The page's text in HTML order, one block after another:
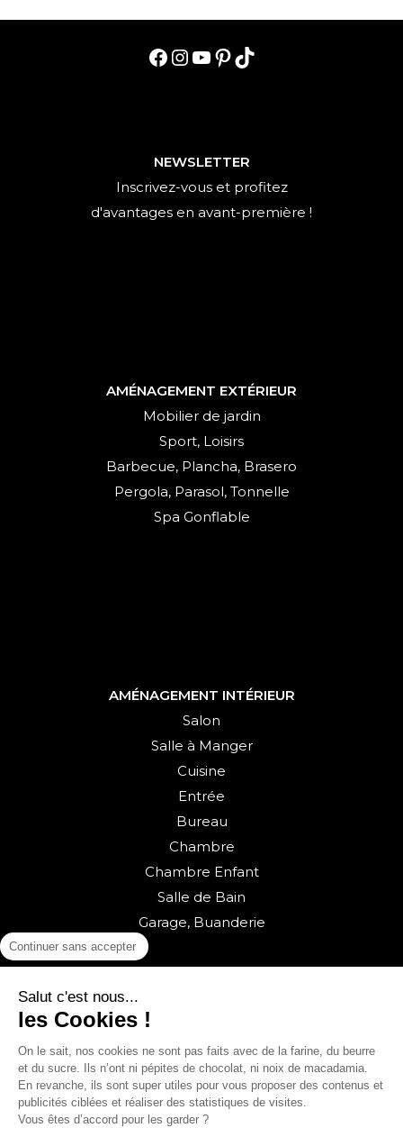
Continuer sans accepter
Salut c'est nous...
les Cookies !
On le sait, nos cookies ne sont pas faits avec de la farine, du beurre
et du sucre. Ils n’ont ni pépites de chocolat, ni noix de macadamia.
En revanche, ils sont super utiles pour vous proposer des contenus et
publicités ciblées et réaliser des statistiques de visites.
Vous êtes d’accord pour les garder ?
Facebook
Instagram
YouTube
Pinterest
TikTok
NEWSLETTER
Inscrivez-vous et profitez
d'avantages en avant-première !
AMÉNAGEMENT EXTÉRIEUR
Mobilier de jardin
Sport, Loisirs
Barbecue, Plancha, Brasero
Pergola, Parasol, Tonnelle
Spa Gonflable
AMÉNAGEMENT INTÉRIEUR
Salon
Salle à Manger
Cuisine
Entrée
Bureau
Chambre
Chambre Enfant
Salle de Bain
Garage, Buanderie
Retour vers la boutique
© sweeek 2026